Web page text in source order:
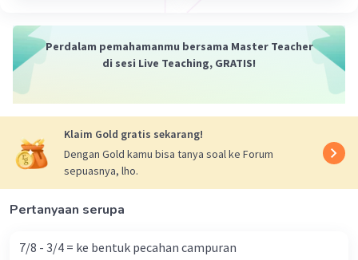
=7-12
Maka hasilnya adalah -5
Perdalam pemahamanmu bersama Master Teacher
di sesi Live Teaching, GRATIS!
Klaim Gold gratis sekarang!
Dengan Gold kamu bisa tanya soal ke Forum
sepuasnya, lho.
Pertanyaan serupa
7/8 - 3/4 = ke bentuk pecahan campuran